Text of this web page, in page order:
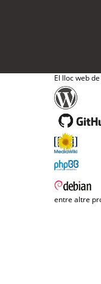
El lloc web
entre altre